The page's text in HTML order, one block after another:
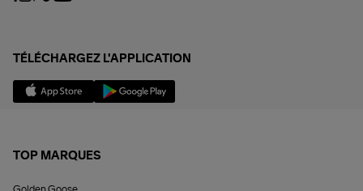
TÉLÉCHARGEZ L'APPLICATION
TOP MARQUES